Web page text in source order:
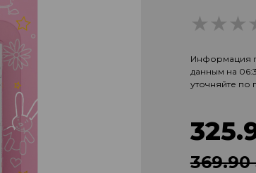
Информация
данным на
уточняйте по
369.90